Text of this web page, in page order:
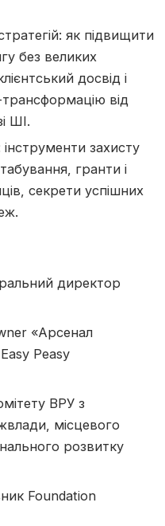
як підвищити
без великих
досвід і
від
ШІ.
захисту
гранти і
секрети успішних
директор
«Арсенал
Peasy
ВРУ з
місцевого
розвитку
Foundation